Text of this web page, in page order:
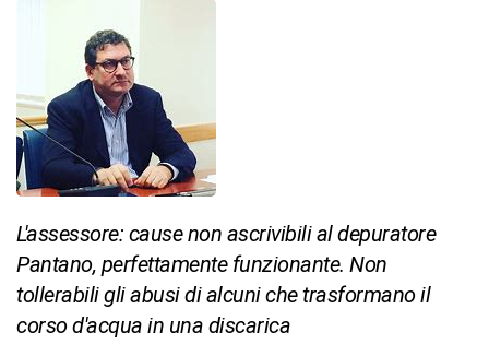
L'assessore: cause non ascrivibili al depuratore
Pantano, perfettamente funzionante. Non
tollerabili gli abusi di alcuni che trasformano il
corso d'acqua in una discarica